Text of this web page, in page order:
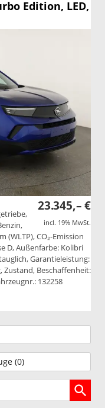
Edition, LED,
23.345,– €
incl. 19% MwSt.
CO₂-Emission
D, Außenfarbe: Kolibri
Garantieleistung:
Zustand, Beschaffenheit:
132258
(0)